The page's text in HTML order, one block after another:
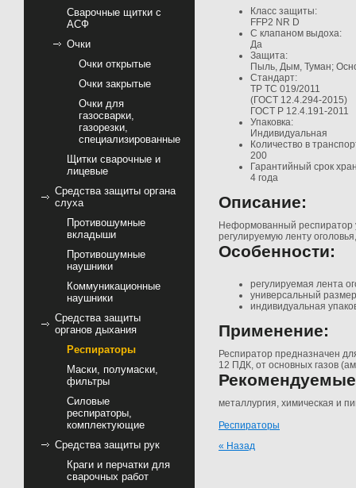
Сварочные щитки с
АСФ
Очки
Очки открытые
Очки закрытые
Очки для
газосварки,
газорезки,
специализированные
Щитки сварочные и
лицевые
Средства защиты органа
слуха
Противошумные
вкладыши
Противошумные
наушники
Коммуникационные
наушники
Средства защиты
органов дыхания
Респираторы
Маски, полумаски,
фильтры
Силовые
респираторы,
комплектующие
Средства защиты рук
Краги и перчатки для
сварочных работ
Класс защиты:
FFP2 NR D
С клапаном выдоха:
Да
Защита:
Пыль, Дым, Туман;
Стандарт:
ТР ТС 019/2011
(ГОСТ 12.4.294-2015)
ГОСТ Р 12.4.191-2011
Упаковка:
Индивидуальная
Количество в
200
Гарантийный срок
4 года
Описание:
Неформованный респиратор
регулируемую ленту
Особенности:
регулируемая лента
универсальный размер
индивидуальная
Применение:
Респиратор предназначен
12 ПДК, от основных газов
металлургия, химическая и
Респираторы
« Назад